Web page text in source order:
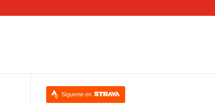
Sígueme en